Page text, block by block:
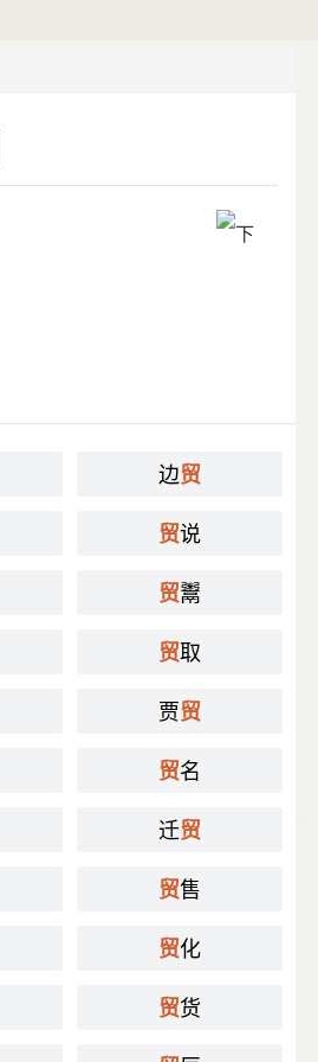
边贸
贸说
贸鬻
贸取
贾贸
贸名
迁贸
贸售
贸化
贸货